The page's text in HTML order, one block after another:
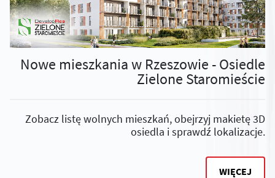
Nowe mieszkania w Rzeszowie - Osiedle
Zielone Staromieście
Zobacz listę wolnych mieszkań, obejrzyj makietę 3D
osiedla i sprawdź lokalizacje.
WIĘCEJ